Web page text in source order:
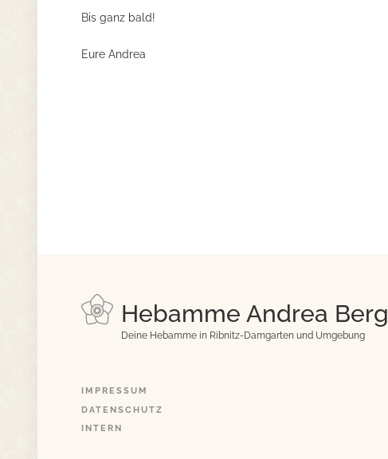
Bis ganz bald!
Eure Andrea
Hebamme Andrea Berg
Deine Hebamme in Ribnitz-Damgarten und Umgebung
IMPRESSUM
DATENSCHUTZ
INTERN